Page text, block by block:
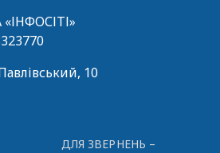
10
ДЛЯ ЗВЕРНЕНЬ –